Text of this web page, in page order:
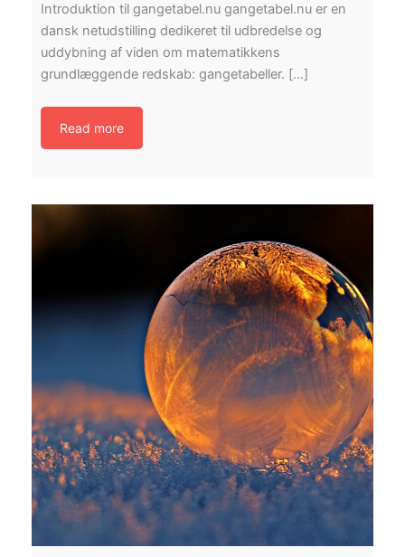
Introduktion til gangetabel.nu gangetabel.nu er en
dansk netudstilling dedikeret til udbredelse og
uddybning af viden om matematikkens
grundlæggende redskab: gangetabeller. […]
Read more